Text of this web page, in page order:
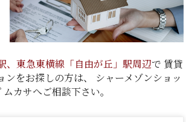
く
、東急東横線「自由が丘」駅周辺で 賃貸
をお探しの方は、
シャーメゾンショッ
ムカサへご相談下さい。